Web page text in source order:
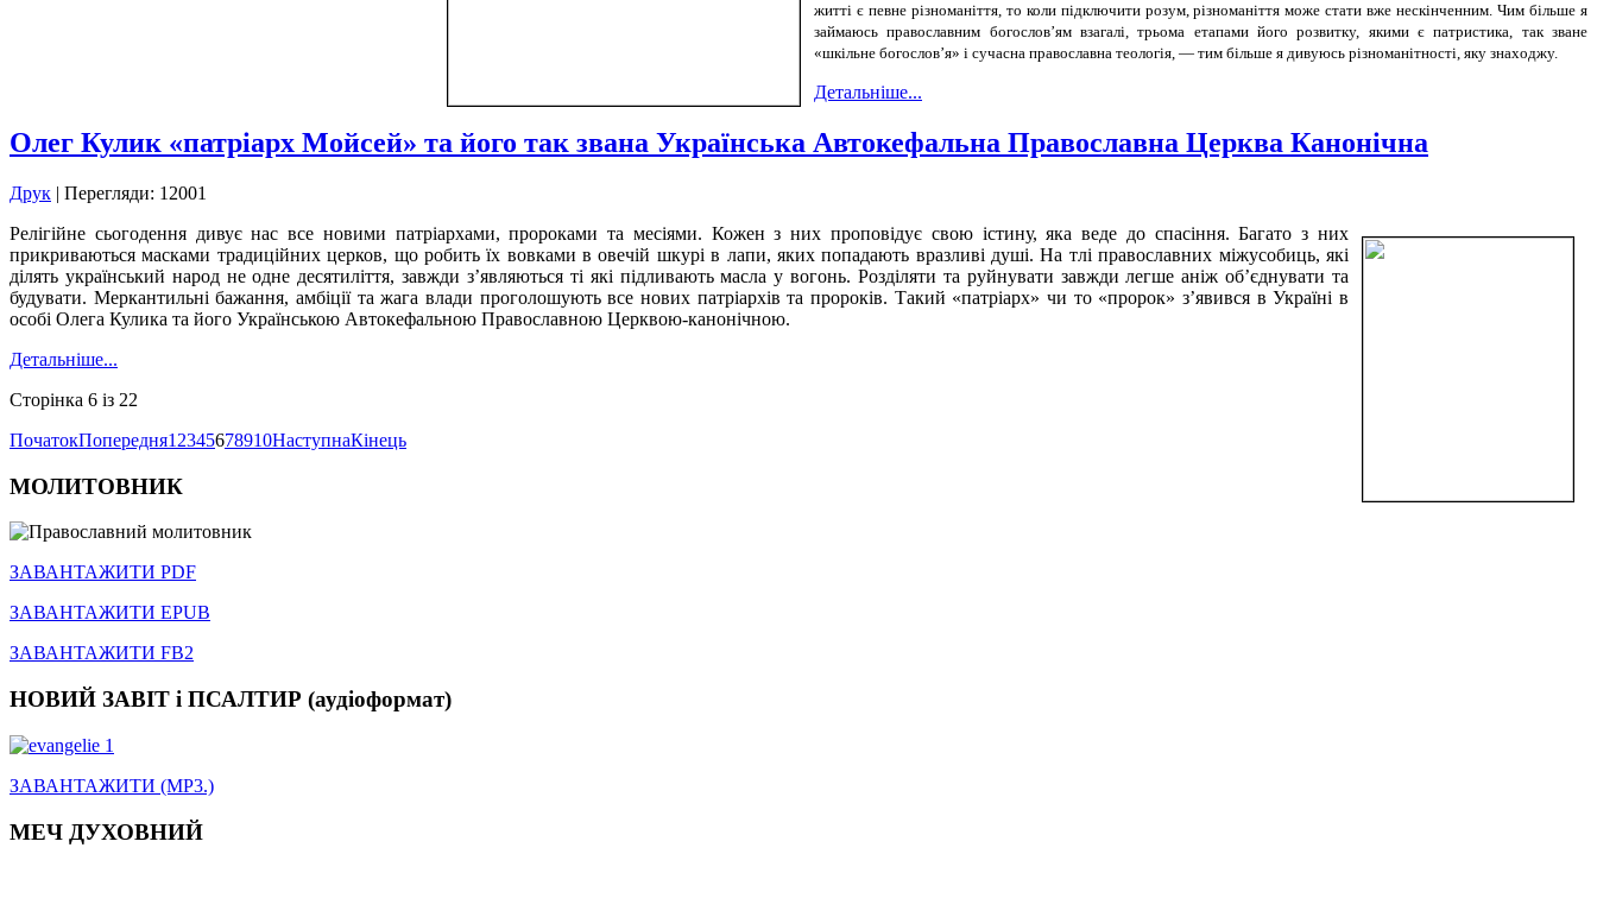
житті є певне різноманіття, то коли підключити розум, різноманіття може стати вже нескінченним. Чим більше я
займаюсь православним богослов’ям взагалі, трьома етапами його розвитку, якими є патристика, так зване
«шкільне богослов’я» і сучасна православна теологія, — тим більше я дивуюсь різноманітності, яку знаходжу.
Детальніше...
Олег Кулик «патріарх Мойсей» та його так звана Українська Автокефальна Православна Церква Канонічна
Друк | Перегляди: 12001
Релігійне сьогодення дивує нас все новими патріархами, пророками та месіями. Кожен з них проповідує свою істину, яка веде до спасіння. Багато з них
прикриваються масками традиційних церков, що робить їх вовками в овечій шкурі в лапи, яких попадають вразливі душі. На тлі православних міжусобиць, які
ділять український народ не одне десятиліття, завжди з’являються ті які підливають масла у вогонь. Розділяти та руйнувати завжди легше аніж об’єднувати та
будувати. Меркантильні бажання, амбіції та жага влади проголошують все нових патріархів та пророків. Такий «патріарх» чи то «пророк» з’явився в Україні в
особі Олега Кулика та його Українською Автокефальною Православною Церквою-канонічною.
Детальніше...
Сторінка 6 із 22
ПочатокПопередня1 2345678910НаступнаКінець
МОЛИТОВНИК
ЗАВАНТАЖИТИ PDF
ЗАВАНТАЖИТИ EPUB
ЗАВАНТАЖИТИ FB2
НОВИЙ ЗАВІТ і ПСАЛТИР (аудіоформат)
ЗАВАНТАЖИТИ (MP3.)
МЕЧ ДУХОВНИЙ